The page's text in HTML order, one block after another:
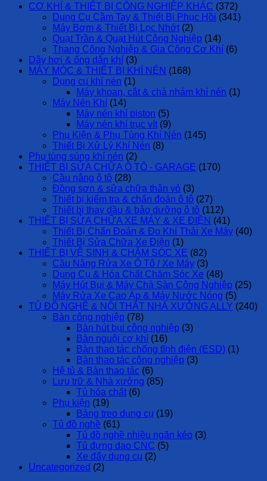
CƠ KHÍ & THIẾT BỊ CÔNG NGHIỆP KHÁC (372)
Dụng Cụ Cầm Tay & Thiết Bị Phục Hồi (341)
Máy Bơm & Thiết Bị Lọc Nhớt (2)
Quạt Trần & Quạt Hút Công Nghiệp (14)
Thang Công Nghiệp & Gia Công Cơ Khí (6)
Dây hơi & ống dẫn khí (3)
MÁY MÓC & THIẾT BỊ KHÍ NÉN (168)
Dụng cụ khí nén (1)
Máy khoan, cắt & chà nhám khí nén (1)
Máy Nén Khí (14)
Máy nén khí piston (5)
Máy nén khí trục vít (9)
Phụ Kiện & Phụ Tùng Khí Nén (145)
Thiết Bị Xử Lý Khí Nén (8)
Phụ tùng súng khí nén (2)
THIẾT BỊ SỬA CHỮA Ô TÔ - GARAGE (170)
Cầu nâng ô tô (28)
Đồng sơn & sửa chữa thân vỏ (3)
Thiết bị kiểm tra & chẩn đoán ô tô (27)
Thiết bị thay dầu & bảo dưỡng ô tô (112)
THIẾT BỊ SỬA CHỮA XE MÁY & XE ĐIỆN (41)
Thiết Bị Chẩn Đoán & Đo Khí Thải Xe Máy (40)
Thiết Bị Sửa Chữa Xe Điện (1)
THIẾT BỊ VỆ SINH & CHĂM SÓC XE (82)
Cầu Nâng Rửa Xe Ô Tô / Xe Máy (3)
Dụng Cụ & Hóa Chất Chăm Sóc Xe (48)
Máy Hút Bụi & Máy Chà Sàn Công Nghiệp (25)
Máy Rửa Xe Cao Áp & Máy Nước Nóng (5)
TỦ ĐỒ NGHỀ & NỘI THẤT NHÀ XƯỞNG ALLY (240)
Bàn công nghiệp (78)
Bàn hút bụi công nghiệp (3)
Bàn nguội cơ khí (16)
Bàn thao tác chống tĩnh điện (ESD) (1)
Bàn thao tác công nghiệp (3)
Hệ tủ & Bàn thao tác (6)
Lưu trữ & Nhà xưởng (85)
Tủ hóa chất (6)
Phụ kiện (19)
Bảng treo dụng cụ (19)
Tủ đồ nghề (61)
Tủ đồ nghề nhiều ngăn kéo (3)
Tủ đựng dao CNC (5)
Xe đẩy dụng cụ (2)
Uncategorized (2)